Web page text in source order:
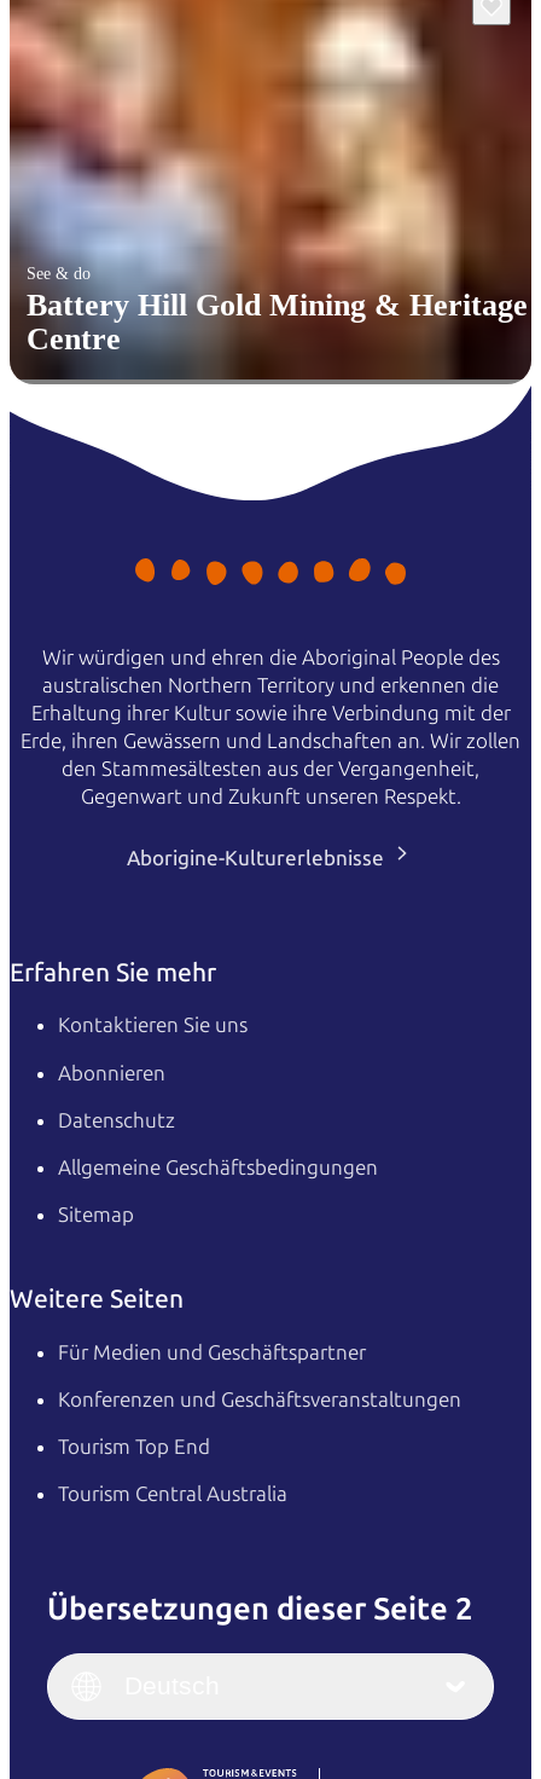
See & do
Battery Hill Gold Mining & Heritage
Centre
Wir würdigen und ehren die Aboriginal People des
australischen Northern Territory und erkennen die
Erhaltung ihrer Kultur sowie ihre Verbindung mit der
Erde, ihren Gewässern und Landschaften an. Wir zollen
den Stammesältesten aus der Vergangenheit,
Gegenwart und Zukunft unseren Respekt.
Aborigine-Kulturerlebnisse
Erfahren Sie mehr
Kontaktieren Sie uns
Abonnieren
Datenschutz
Allgemeine Geschäftsbedingungen
Sitemap
Weitere Seiten
Für Medien und Geschäftspartner
Konferenzen und Geschäftsveranstaltungen
Tourism Top End
Tourism Central Australia
Übersetzungen dieser Seite 2
Italiano